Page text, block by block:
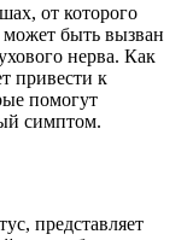
от которого
быть вызван
нерва. Как
привести к
помогут
симптом.
представляет